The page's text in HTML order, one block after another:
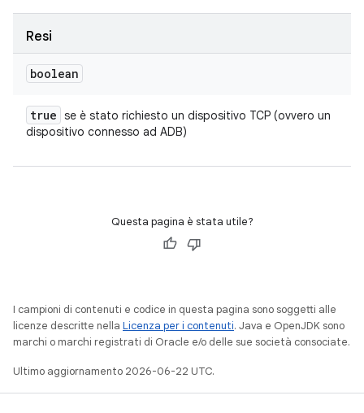
Resi
boolean
true se è stato richiesto un dispositivo TCP (ovvero un
dispositivo connesso ad ADB)
Questa pagina è stata utile?
I campioni di contenuti e codice in questa pagina sono soggetti alle
licenze descritte nella Licenza per i contenuti. Java e OpenJDK sono
marchi o marchi registrati di Oracle e/o delle sue società consociate.
Ultimo aggiornamento 2026-06-22 UTC.